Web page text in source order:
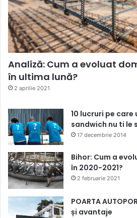
Analiză: Cum a evoluat
în ultima lună?
2 aprilie 2021
10 lucruri pe
sandwich nu ti le
17 decembrie 2014
Bihor: Cum a
în 2020-2021?
2 februarie 2021
POARTA
și avantaje